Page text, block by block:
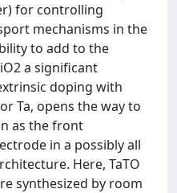
for controlling
mechanisms in the
to add to the
a significant
doping with
Ta, opens the way to
as the front
in a possibly all
Here, TaTO
synthesized by room